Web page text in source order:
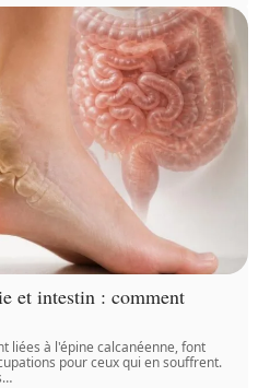
et intestin : comment
liées à l'épine calcanéenne, font
pour ceux qui en souffrent.
…